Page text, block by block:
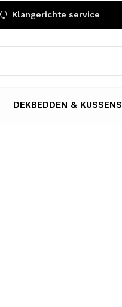
DEKBEDDEN & KUSSENS
Klangerichte service